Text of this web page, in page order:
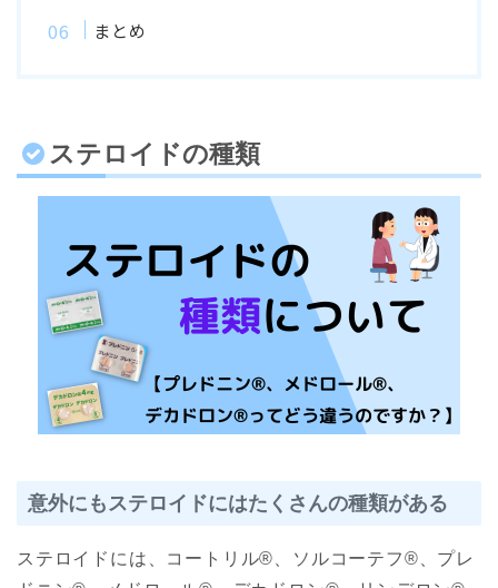
まとめ
ステロイドの種類
意外にもステロイドにはたくさんの種類がある
ステロイドには、コートリル®︎、ソルコーテフ®︎、プレ